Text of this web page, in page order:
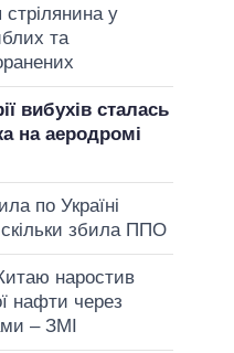
стрілянина у
та
вибухів сталась
на аеродромі
по Україні
збила ППО
наростив
нафти через
– ЗМІ